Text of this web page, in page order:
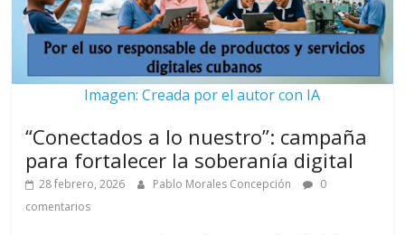
Imagen: Creada por el autor con IA
“Conectados a lo nuestro”: campaña
para fortalecer la soberanía digital
28 febrero, 2026 Pablo Morales Concepción
0
comentarios